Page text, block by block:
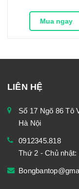
Mua ngay
LIÊN HỆ
Số 17 Ngõ 86 Tô
Hà Nội
0912345.818
Thứ 2 - Chủ nhật: